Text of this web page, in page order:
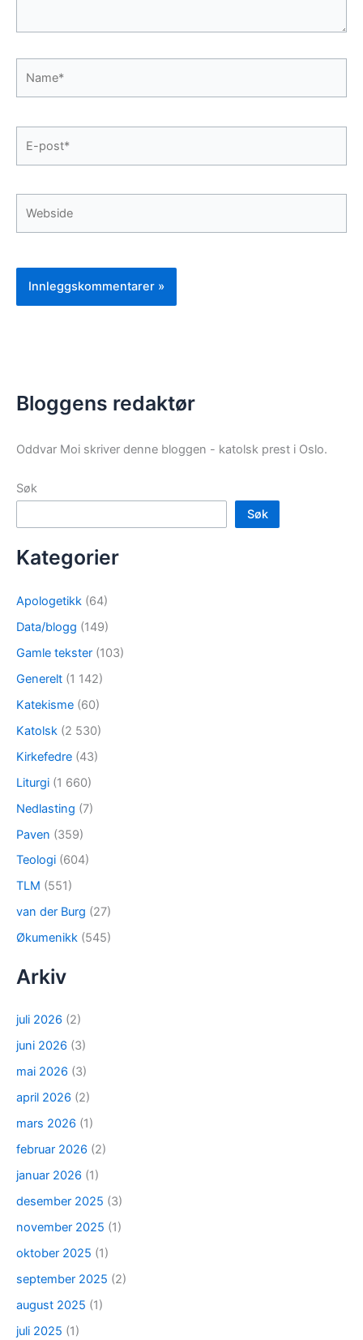
post*
Bloggens redaktør
Oddvar Moi skriver denne bloggen - katolsk prest i Oslo.
Søk
Søk
Kategorier
Apologetikk (64)
Data/blogg (149)
Gamle tekster (103)
Generelt (1 142)
Katekisme (60)
Katolsk (2 530)
Kirkefedre (43)
Liturgi (1 660)
Nedlasting (7)
Paven (359)
Teologi (604)
TLM (551)
van der Burg (27)
Økumenikk (545)
Arkiv
juli 2026 (2)
juni 2026 (3)
mai 2026 (3)
april 2026 (2)
mars 2026 (1)
februar 2026 (2)
januar 2026 (1)
desember 2025 (3)
november 2025 (1)
oktober 2025 (1)
september 2025 (2)
august 2025 (1)
juli 2025 (1)